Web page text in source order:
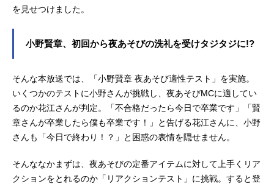
を見せつけました。
小野賢章、初回から夜あそびの洗礼を受けタジタジに!?
そんな本放送では、「小野賢章 夜あそび適性テスト」を実施。
いくつかのテストに小野さんが挑戦し、夜あそびMCに適してい
るのか花江さんが判定。「不合格だったら今日で卒業です」「賢
章さんが卒業したら僕も卒業です！」と告げる花江さんに、小野
さんも「今日で終わり！？」と困惑の表情を隠せません。
そんななかまずは、夜あそびの定番アイテムに対して上手くリア
クションをとれるのか「リアクションテスト」に挑戦。すると登